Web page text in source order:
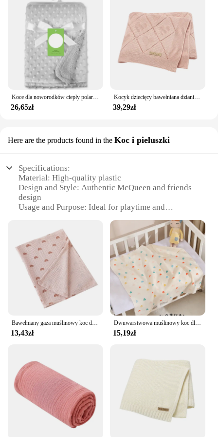
Koce dla noworodków ciepły polar termiczny miękki pokrowiec na wózek dziecięcy czapka z motywem kreskówkowym pościel dla niemowląt otulacz dla dzieci ręcznik kąpielowy
26,65zł
Kocyk dziecięcy bawełniana dzianina noworodek chłopiec dziewczyna pościel kołdra 90*70CM wózek dziecięcy pieluszki moda solidna kochająca pledy Super miękka
39,29zł
Here are the products found in the Koc i pieluszki
Specifications:
Material: High-quality plastic
Design and Style: Authentic McQueen and friends
design
Usage and Purpose: Ideal for playtime and
Shape and Size: Compact and portable for on-the-go
adventures
Performance and Property: Durable and long-lasting
for countless stories
Parts and Accessories: Comes with multiple sets for
enhanced play
Features:
**Captivating Playtime with McQueen and
Immerse your child in the world of adventure with
Cars to life. These playsets are not just toys; they
are a gateway to a world of imagination and
creativity. The authentic design and style of
McQueen and his friends are sure to captivate any
child's attention, making playtime an exciting and
engaging experience.
**Durable and Long-Lasting Fun**
13,43zł
Dwuwarstwowa muślinowy koc dla dziecka noworodek otrzymuje koc bawełniany owinięty pokrowiec na wózek rzeczy dla dziecka pościeli
15,19zł